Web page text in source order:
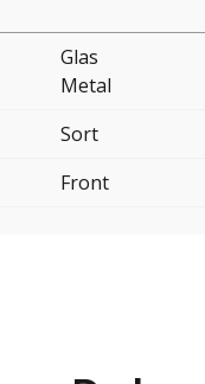
Glas
Metal
Sort
Front